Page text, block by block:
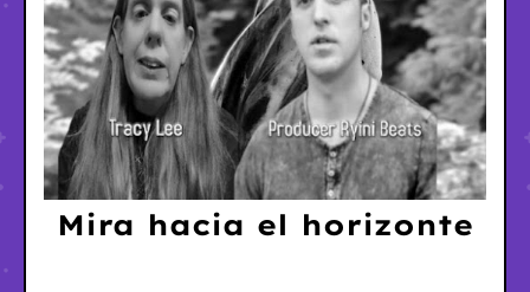
Mira hacia el horizonte